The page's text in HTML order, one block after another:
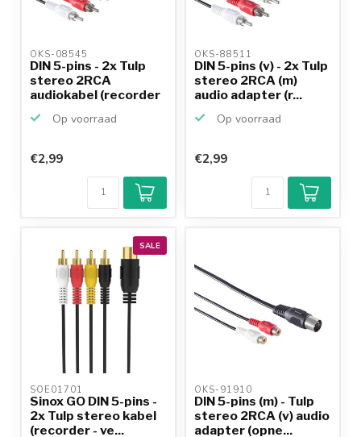
OKS-08545
DIN 5-pins - 2x Tulp
stereo 2RCA
audiokabel (recorder
Op voorraad
€2,99
OKS-88511
DIN 5-pins (v) - 2x Tulp
stereo 2RCA (m)
audio adapter (r...
Op voorraad
€2,99
SALE
SOE01701
Sinox GO DIN 5-pins -
2x Tulp stereo kabel
(recorder - ve...
OKS-91910
DIN 5-pins (m) - Tulp
stereo 2RCA (v) audio
adapter (opne...